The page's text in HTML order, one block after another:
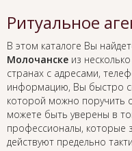
Ритуальное
В этом каталоге Вы
Молочанске из
странах с адресами,
информацию, Вы быстро
которой можно поручить
можете быть уверены в
профессионалы, которые
действуют предельно